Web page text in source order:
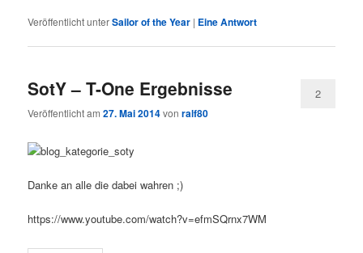
Veröffentlicht unterSailor of the Year | EineAntwort
SotY – T-One Ergebnisse
Veröffentlicht am27. Mai 2014vonralf80
2
Danke an alle die dabei wahren ;)
https://www.youtube.com/watch?v=efmSQrnx7WM